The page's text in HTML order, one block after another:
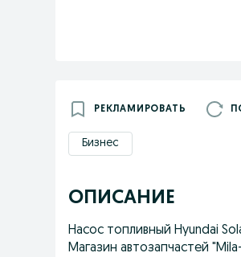
РЕКЛАМИРОВАТЬ
Бизнес
ОПИСАНИЕ
Насос топливный Hyundai
Магазин автозапчастей